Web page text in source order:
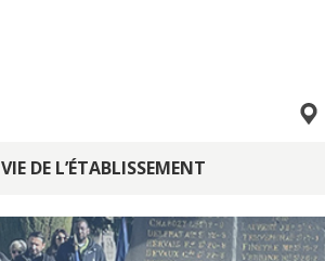
VIE DE L’ÉTABLISSEMENT